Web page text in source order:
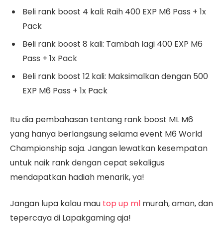
Beli rank boost 4 kali: Raih 400 EXP M6 Pass + 1x
Pack
Beli rank boost 8 kali: Tambah lagi 400 EXP M6
Pass + 1x Pack
Beli rank boost 12 kali: Maksimalkan dengan 500
EXP M6 Pass + 1x Pack
Itu dia pembahasan tentang rank boost ML M6
yang hanya berlangsung selama event M6 World
Championship saja. Jangan lewatkan kesempatan
untuk naik rank dengan cepat sekaligus
mendapatkan hadiah menarik, ya!
Jangan lupa kalau mau top up ml murah, aman, dan
tepercaya di Lapakgaming aja!